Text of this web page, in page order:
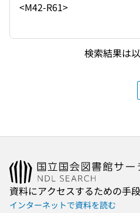
<M42-R61>
検索結果は
資料にアクセスするための手段
インターネットで資料を読む